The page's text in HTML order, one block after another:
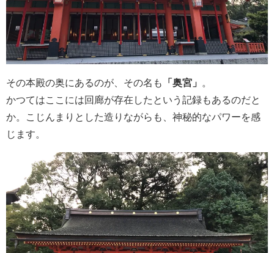
その本殿の奥にあるのが、その名も 「奥宮」
。
かつてはここには回廊が存在したという記録もあるのだと
か。こじんまりとした造りながらも、神秘的なパワーを感
じます。